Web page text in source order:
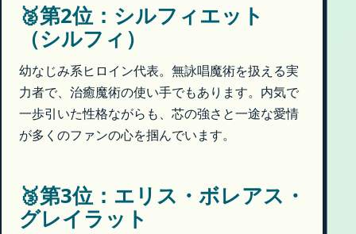
🥈第2位：シルフィエット
（シルフィ）
幼なじみ系ヒロイン代表。無詠唱魔術を扱える実
力者で、治癒魔術の使い手でもあります。内気で
一歩引いた性格ながらも、芯の強さと一途な愛情
が多くのファンの心を掴んでいます。
🥉第3位：エリス・ボレアス・
グレイラット